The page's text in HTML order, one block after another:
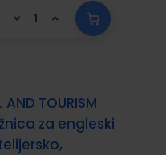
AND TOURISM
za engleski